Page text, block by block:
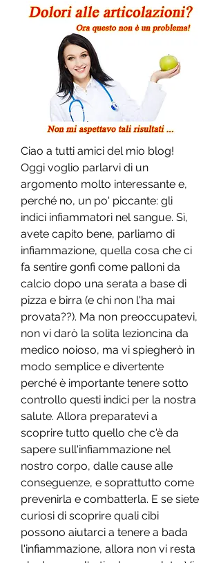
Ciao a tutti amici del mio blog!
Oggi voglio parlarvi di un
argomento molto interessante e,
perché no, un po' piccante: gli
indici infiammatori nel sangue. Sì,
avete capito bene, parliamo di
infiammazione, quella cosa che ci
fa sentire gonfi come palloni da
calcio dopo una serata a base di
pizza e birra (e chi non l'ha mai
provata??). Ma non preoccupatevi,
non vi darò la solita lezioncina da
medico noioso, ma vi spiegherò in
modo semplice e divertente
perché è importante tenere sotto
controllo questi indici per la nostra
salute. Allora preparatevi a
scoprire tutto quello che c'è da
sapere sull'infiammazione nel
nostro corpo, dalle cause alle
conseguenze, e soprattutto come
prevenirla e combatterla. E se siete
curiosi di scoprire quali cibi
possono aiutarci a tenere a bada
l'infiammazione, allora non vi resta